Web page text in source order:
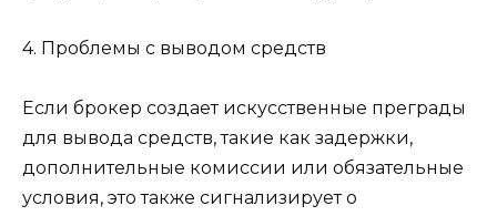
4. Проблемы с выводом средств
Если брокер создает искусственные преграды
для вывода средств, такие как задержки,
дополнительные комиссии или обязательные
условия, это также сигнализирует о